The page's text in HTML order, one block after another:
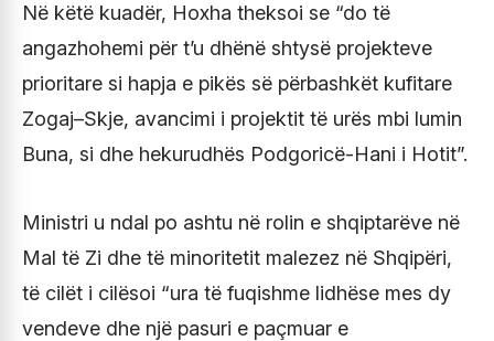
Në këtë kuadër, Hoxha theksoi se “do të
angazhohemi për t’u dhënë shtysë projekteve
prioritare si hapja e pikës së përbashkët kufitare
Zogaj–Skje, avancimi i projektit të urës mbi lumin
Buna, si dhe hekurudhës Podgoricë-Hani i Hotit”.
Ministri u ndal po ashtu në rolin e shqiptarëve në
Mal të Zi dhe të minoritetit malezez në Shqipëri,
të cilët i cilësoi “ura të fuqishme lidhëse mes dy
vendeve dhe një pasuri e paçmuar e